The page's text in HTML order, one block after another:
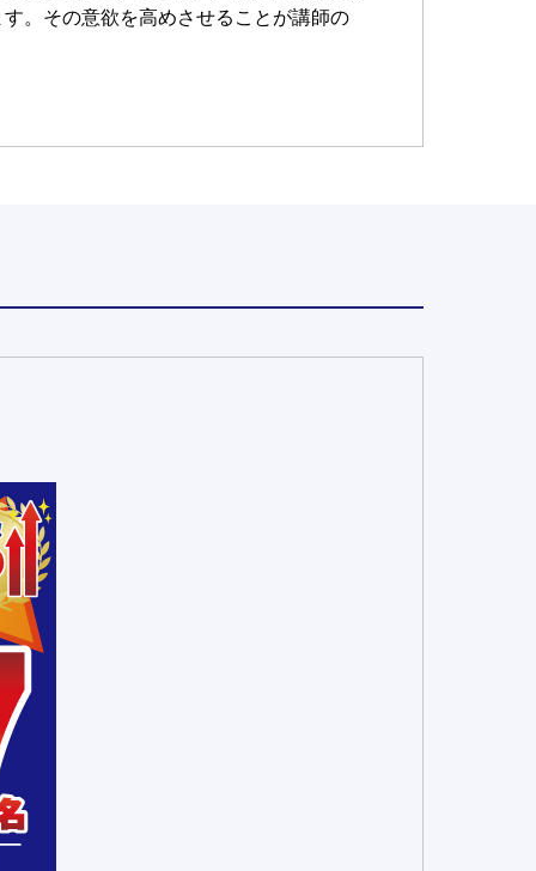
。その意欲を高めさせることが講師の